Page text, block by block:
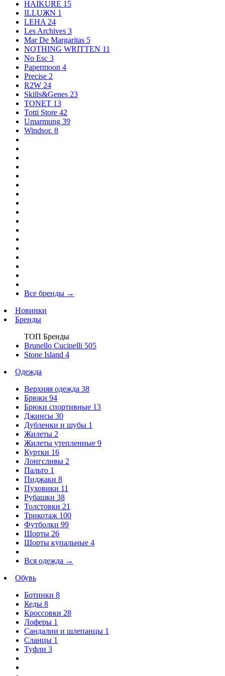
HAIKURE 15
ILLUЖN 1
LEHA 24
Les Archives 3
Mar De Margaritas 5
NOTHING WRITTEN 11
No Esc 3
Papermoon 4
Precise 2
R2W 24
Skills&Genes 23
TONET 13
Totti Store 42
Umarmung 39
Windsor. 8
Все бренды →
Новинки
Бренды
ТОП Бренды
Brunello Cucinelli 505
Stone Island 4
Одежда
Верхняя одежда 38
Брюки 94
Брюки спортивные 13
Джинсы 30
Дубленки и шубы 1
Жилеты 2
Жилеты утепленные 9
Куртки 16
Лонгсливы 2
Пальто 1
Пиджаки 8
Пуховики 11
Рубашки 38
Толстовки 21
Трикотаж 100
Футболки 99
Шорты 26
Шорты купальные 4
Вся одежда →
Обувь
Ботинки 8
Кеды 8
Кроссовки 28
Лоферы 1
Сандалии и шлепанцы 1
Сланцы 1
Туфли 3